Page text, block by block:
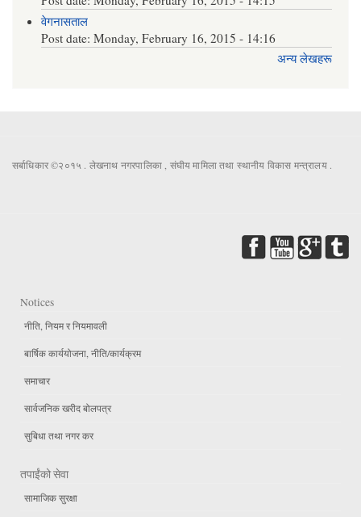
वेगनासताल
Post date:Monday, February 16, 2015 - 14:16
अन्य लेखहरू
सर्बाधिकार ©२०१५ . लेखनाथ नगरपालिका , संघीय मामिला तथा स्थानीय विकास मन्त्रालय .
Notices
नीति, नियम र नियमावली
बार्षिक कार्ययोजना, नीति/कार्यक्रम
समाचार
सार्वजनिक खरीद बोलपत्र
सुबिधा तथा नगर कर
तपाईंको सेवा
सामाजिक सुरक्षा